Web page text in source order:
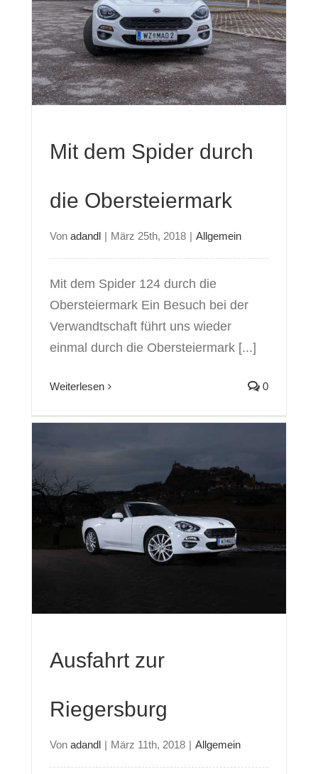
Mit dem Spider durch
die Obersteiermark
Von adandl | März 25th, 2018 | Allgemein
Mit dem Spider 124 durch die
Obersteiermark Ein Besuch bei der
Verwandtschaft führt uns wieder
einmal durch die Obersteiermark [...]
Weiterlesen 0
Ausfahrt zur
Riegersburg
Von adandl | März 11th, 2018 | Allgemein